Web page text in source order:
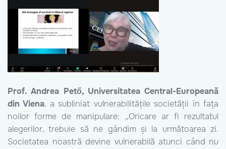
Prof. Andrea Pető, Universitatea Central-Europeană
din Viena, a subliniat vulnerabilitățile societății în fața
noilor forme de manipulare: „Oricare ar fi rezultatul
alegerilor, trebuie să ne gândim și la următoarea zi.
Societatea noastră devine vulnerabilă atunci când nu